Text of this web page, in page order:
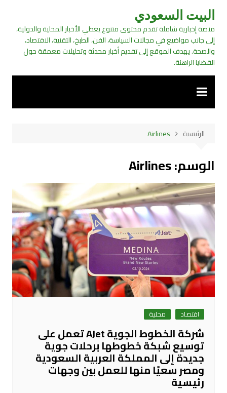
التجاوز
المحتوى
البيت السعودي
منصة إخبارية شاملة تقدم محتوى متنوع يغطي الأخبار المحلية والدولية،
إلى جانب مواضيع في مجالات السياسة، الفن، الطبخ، التقنية، الاقتصاد،
والصحة. يهدف الموقع إلى تقديم أخبار محدثة وتحليلات معمقة حول
القضايا الراهنة.
الرئيسية Airlines
الوسم:Airlines
اقتصاد محلية
شركة الخطوط الجوية AJet تعمل على
توسيع شبكة خطوطها برحلات جوية
جديدة إلى المملكة العربية السعودية
ومصر سعيًا منها للعمل بين وجهات
رئيسية